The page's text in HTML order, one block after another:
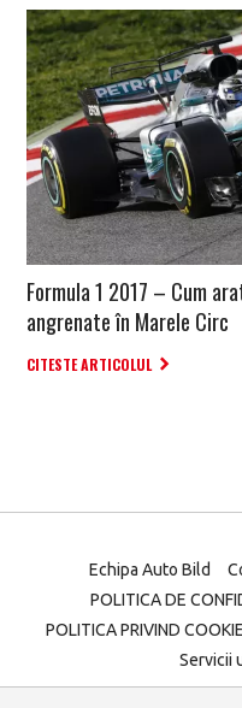
Formula 1 2017 – Cum
angrenate în Marele Circ
CITESTE ARTICOLUL
Echipa Auto Bild
POLITICA DE
POLITICA PRIVIND
Servicii